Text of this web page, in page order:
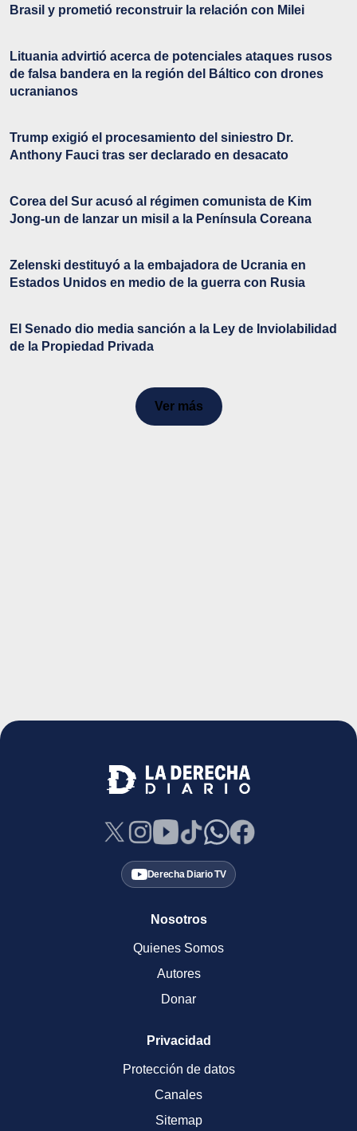
Brasil y prometió reconstruir la relación con Milei
Lituania advirtió acerca de potenciales ataques rusos
de falsa bandera en la región del Báltico con drones
ucranianos
Trump exigió el procesamiento del siniestro Dr.
Anthony Fauci tras ser declarado en desacato
Corea del Sur acusó al régimen comunista de Kim
Jong-un de lanzar un misil a la Península Coreana
Zelenski destituyó a la embajadora de Ucrania en
Estados Unidos en medio de la guerra con Rusia
El Senado dio media sanción a la Ley de Inviolabilidad
de la Propiedad Privada
Ver más
Derecha Diario TV
Nosotros
Quienes Somos
Autores
Donar
Privacidad
Protección de datos
Canales
Sitemap